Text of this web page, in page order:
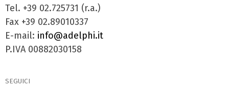
Tel. +39 02.725731 (r.a.)
Fax +39 02.89010337
E-mail: info@adelphi.it
P.IVA 00882030158
SEGUICI